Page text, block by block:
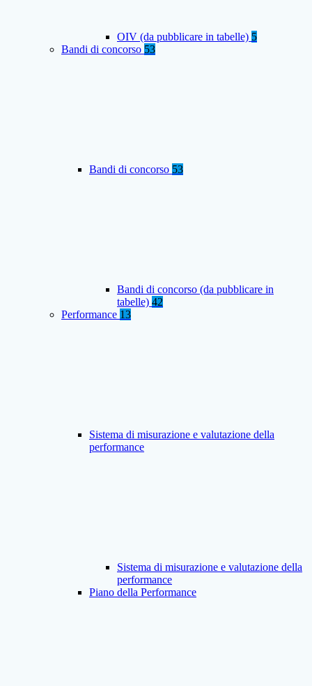
OIV (da pubblicare in tabelle) 5
Bandi di concorso 53
Bandi di concorso 53
Bandi di concorso (da pubblicare in
tabelle) 42
Performance 13
Sistema di misurazione e valutazione della
performance
Sistema di misurazione e valutazione della
performance
Piano della Performance